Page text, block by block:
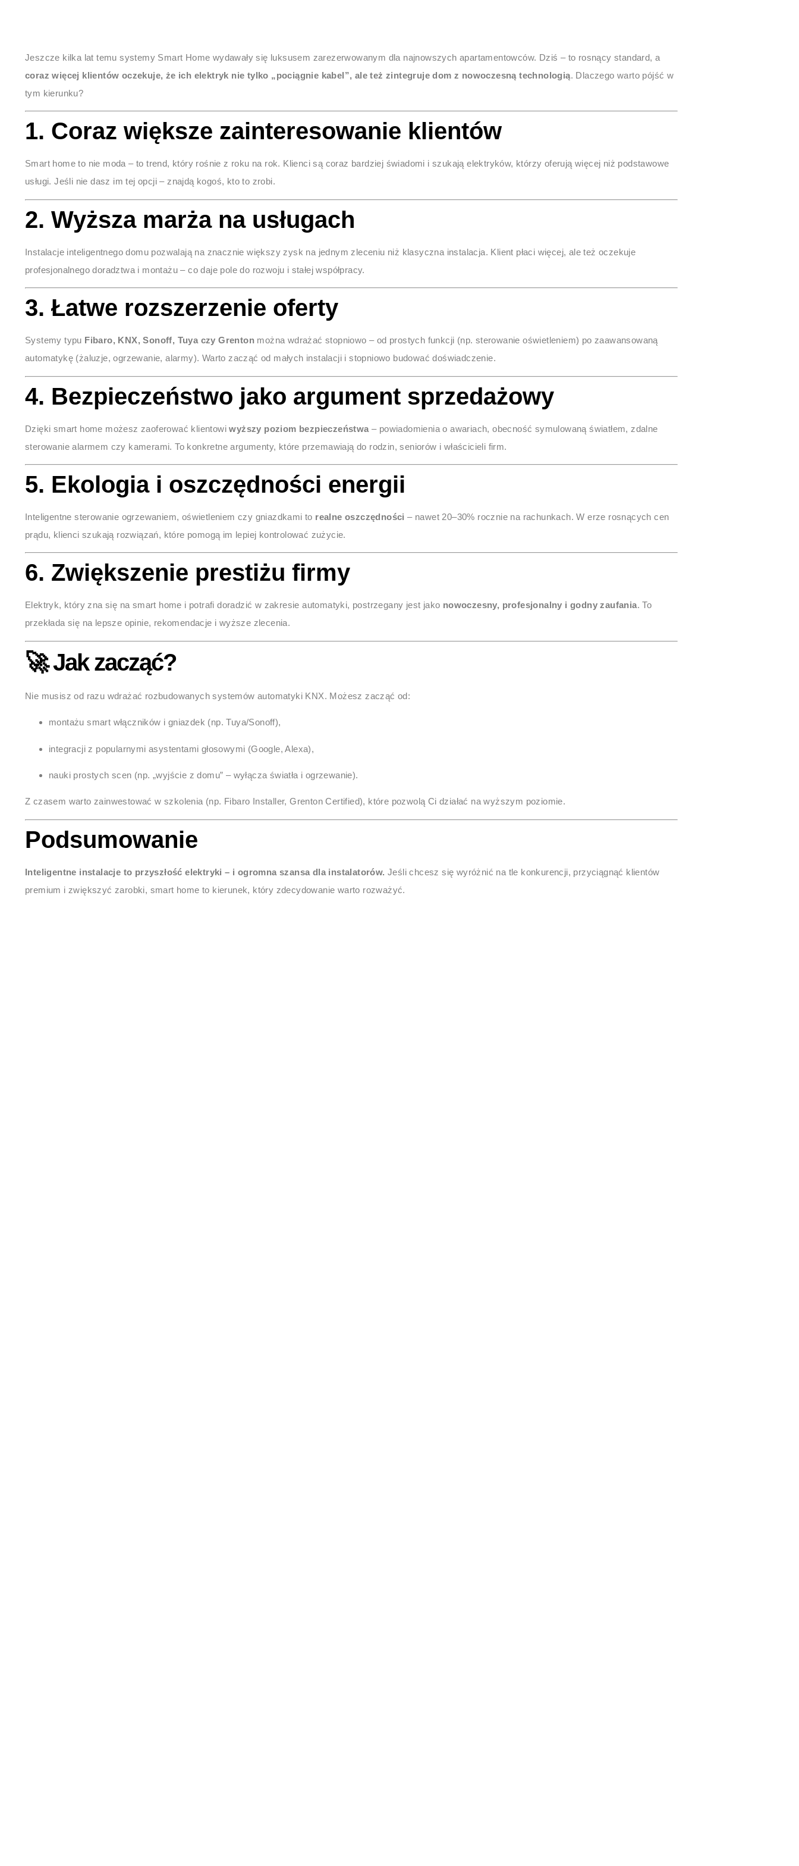
Jeszcze kilka lat temu systemy Smart Home wydawały się luksusem zarezerwowanym dla najnowszych apartamentowców. Dziś – to rosnący standard, a
coraz więcej klientów oczekuje, że ich elektryk nie tylko „pociągnie kabel”, ale też zintegruje dom z nowoczesną technologią. Dlaczego warto pójść w
tym kierunku?
1. Coraz większe zainteresowanie klientów
Smart home to nie moda – to trend, który rośnie z roku na rok. Klienci są coraz bardziej świadomi i szukają elektryków, którzy oferują więcej niż podstawowe
usługi. Jeśli nie dasz im tej opcji – znajdą kogoś, kto to zrobi.
2. Wyższa marża na usługach
Instalacje inteligentnego domu pozwalają na znacznie większy zysk na jednym zleceniu niż klasyczna instalacja. Klient płaci więcej, ale też oczekuje
profesjonalnego doradztwa i montażu – co daje pole do rozwoju i stałej współpracy.
3. Łatwe rozszerzenie oferty
Systemy typu Fibaro, KNX, Sonoff, Tuya czy Grenton można wdrażać stopniowo – od prostych funkcji (np. sterowanie oświetleniem) po zaawansowaną
automatykę (żaluzje, ogrzewanie, alarmy). Warto zacząć od małych instalacji i stopniowo budować doświadczenie.
4. Bezpieczeństwo jako argument sprzedażowy
Dzięki smart home możesz zaoferować klientowiwyższy poziom bezpieczeństwa – powiadomienia o awariach, obecność symulowaną światłem, zdalne
sterowanie alarmem czy kamerami. To konkretne argumenty, które przemawiają do rodzin, seniorów i właścicieli firm.
5. Ekologia i oszczędności energii
Inteligentne sterowanie ogrzewaniem, oświetleniem czy gniazdkami to realne oszczędności – nawet 20–30% rocznie na rachunkach. W erze rosnących cen
prądu, klienci szukają rozwiązań, które pomogą im lepiej kontrolować zużycie.
6. Zwiększenie prestiżu firmy
Elektryk, który zna się na smart home i potrafi doradzić w zakresie automatyki, postrzegany jest jako nowoczesny, profesjonalny i godny zaufania. To
przekłada się na lepsze opinie, rekomendacje i wyższe zlecenia.
🚀 Jak zacząć?
Nie musisz od razu wdrażać rozbudowanych systemów automatyki KNX. Możesz zacząć od:
montażu smart włączników i gniazdek (np. Tuya/Sonoff),
integracji z popularnymi asystentami głosowymi (Google, Alexa),
nauki prostych scen (np. „wyjście z domu” – wyłącza światła i ogrzewanie).
Z czasem warto zainwestować w szkolenia (np. Fibaro Installer, Grenton Certified), które pozwolą Ci działać na wyższym poziomie.
Podsumowanie
Inteligentne instalacje to przyszłość elektryki – i ogromna szansa dla instalatorów. Jeśli chcesz się wyróżnić na tle konkurencji, przyciągnąć klientów
premium i zwiększyć zarobki, smart home to kierunek, który zdecydowanie warto rozważyć.